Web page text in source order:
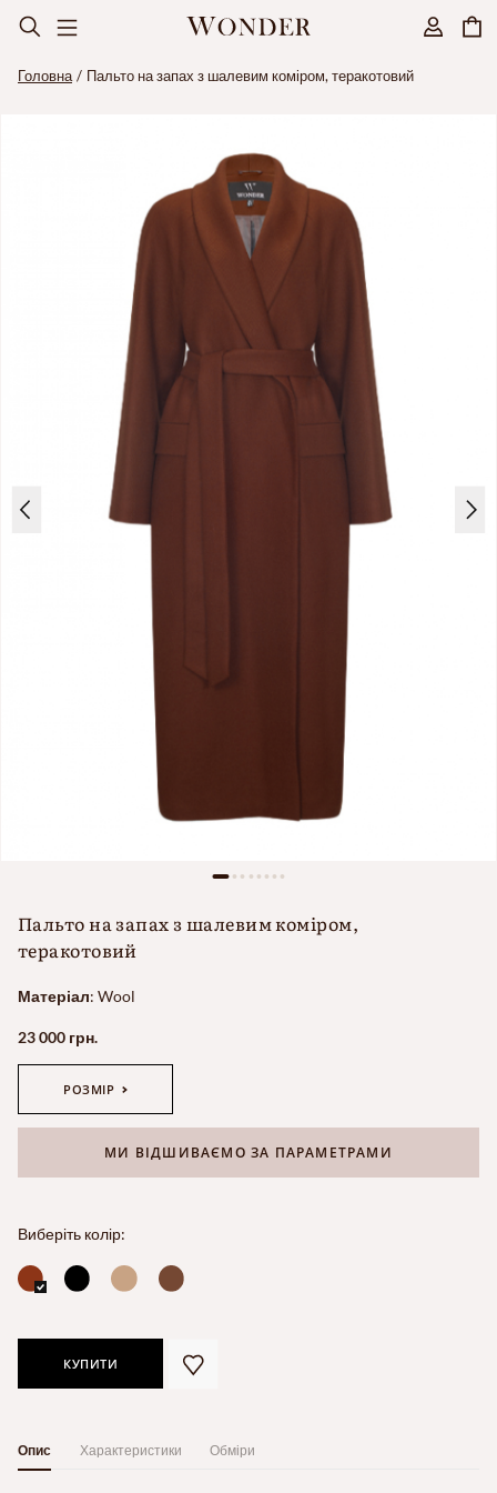
Головна Пальто на запах з шалевим коміром, теракотовий
Пальто на запах з шалевим коміром,
теракотовий
Матеріал: Wool
23 000 грн.
РОЗМІР
МИ ВІДШИВАЄМО ЗА ПАРАМЕТРАМИ
Виберіть колір:
КУПИТИ
Опис Характеристики Обміри